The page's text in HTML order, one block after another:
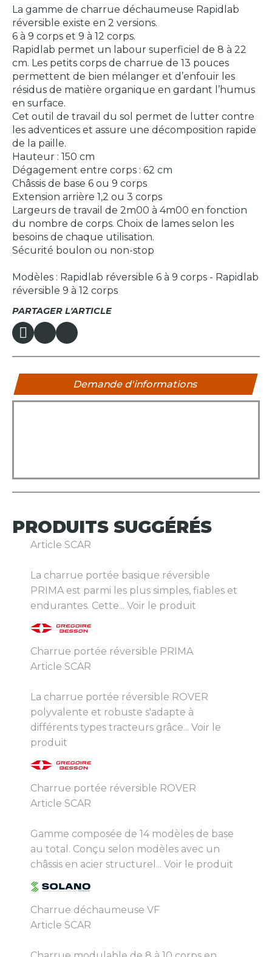
PARTAGER L'ARTICLE
La gamme de charrue déchaumeuse Rapidlab
réversible existe en 2 versions.
6 à 9 corps et 9 à 12 corps.
Rapidlab permet un labour superficiel de 8 à 22
cm. Les petits corps de charrue de 13 pouces
permettent de bien mélanger et d’enfouir les
résidus de matière organique en gardant l’humus
en surface.
Cet outil de travail du sol permet de lutter contre
les adventices et assure une décomposition rapide
de la paille.
Hauteur : 150 cm
Dégagement entre corps : 62 cm
Châssis de base 6 ou 9 corps
Extension arrière 1,2 ou 3 corps
Largeurs de travail de 2m00 à 4m00 en fonction
du nombre de corps. Choix de lames selon les
besoins de chaque utilisation.
Sécurité boulon ou non-stop
Modèles : Rapidlab réversible 6 à 9 corps - Rapidlab
réversible 9 à 12 corps
Demande d'informations
PRODUITS SUGGÉRÉS
Article SCAR
La charrue portée basique réversible
PRIMA est parmi les plus simples, fiables et
endurantes. Cette... Voir le produit
Charrue portée réversible PRIMA
Article SCAR
La charrue portée réversible ROVER
polyvalente et robuste s'adapte à
différents types tracteurs grâce... Voir le
produit
Charrue portée réversible ROVER
Article SCAR
Gamme composée de 14 modèles de base
au total. Conçu selon modèles avec un
châssis en acier structurel... Voir le produit
Charrue déchaumeuse VF
Article SCAR